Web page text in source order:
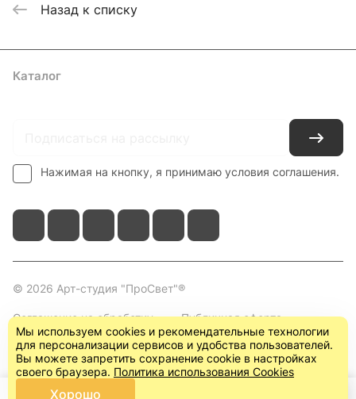
Назад к списку
Каталог
Нажимая на кнопку, я принимаю условия соглашения.
© 2026 Арт-студия "ПроСвет"®
Соглашение на обработку
персональных данных
Публичная оферта
(пользовательское
соглашение)
Мы используем cookies и рекомендательные технологии
для персонализации сервисов и удобства пользователей.
Вы можете запретить сохранение cookie в настройках
своего браузера. Политика использования Cookies
Хорошо